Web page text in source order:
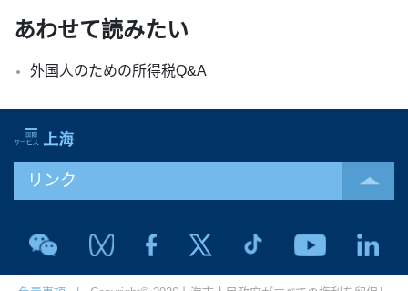
あわせて読みたい
外国人のための所得税Q&A
リンク